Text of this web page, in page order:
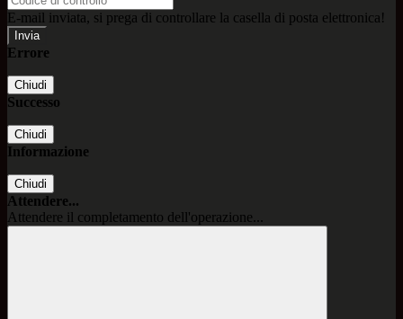
E-mail inviata, si prega di controllare la casella di posta elettronica!
Errore
Chiudi
Successo
Chiudi
Informazione
Chiudi
Attendere...
Attendere il completamento dell'operazione...